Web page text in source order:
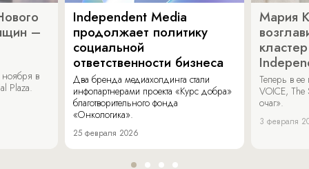
–
ноября в
Plaza.
Independent Media
продолжает политику
социальной
ответственности бизнеса
Два бренда медиахолдинга стали
инфопартнерами проекта «Курс добра»
благотворительного фонда
«Онкологика».
25 февраля 2026
Мария
Теперь в
VOICE,
очаг».
3 февраля